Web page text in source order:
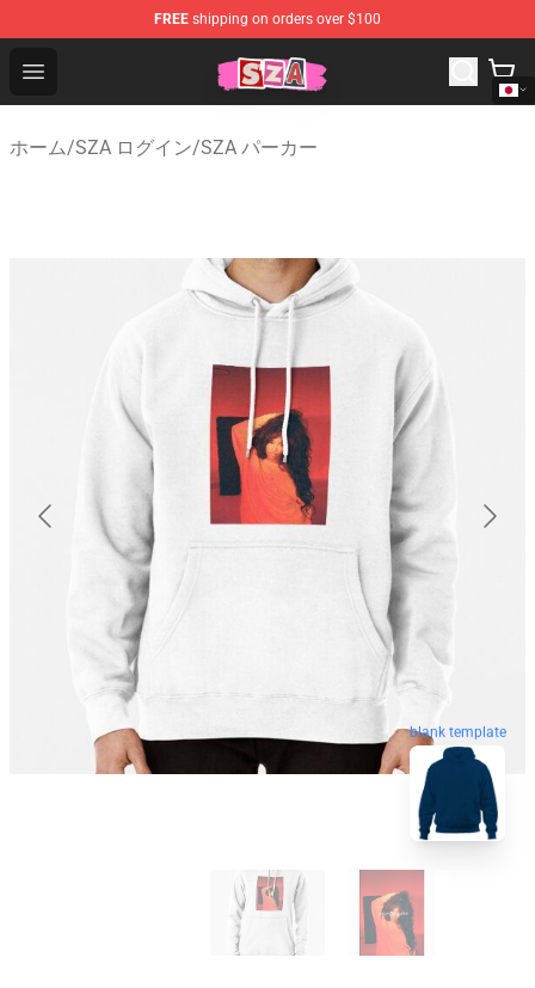
FREE shipping on orders over $100
Open menu
SZA Shop - Official SZA Merchandise Store
ホーム/SZA ログイン/SZA パーカー
blank template